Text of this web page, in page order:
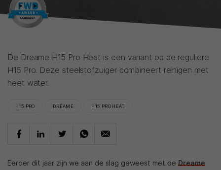
De Dreame H15 Pro Heat is een variant op de reguliere
H15 Pro. Deze steelstofzuiger combineert reinigen met
heet water.
H15 PRO DREAME H15 PRO HEAT
Eerder dit jaar zijn we aan de slag geweest met de Dreame